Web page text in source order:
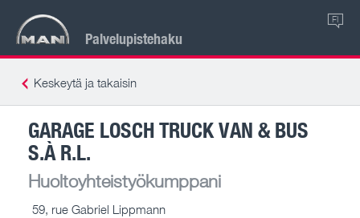
Palvelupistehaku
FI
Keskeytä ja takaisin
GARAGE LOSCH TRUCK VAN & BUS
S.À R.L.
Huoltoyhteistyökumppani
59, rue Gabriel Lippmann